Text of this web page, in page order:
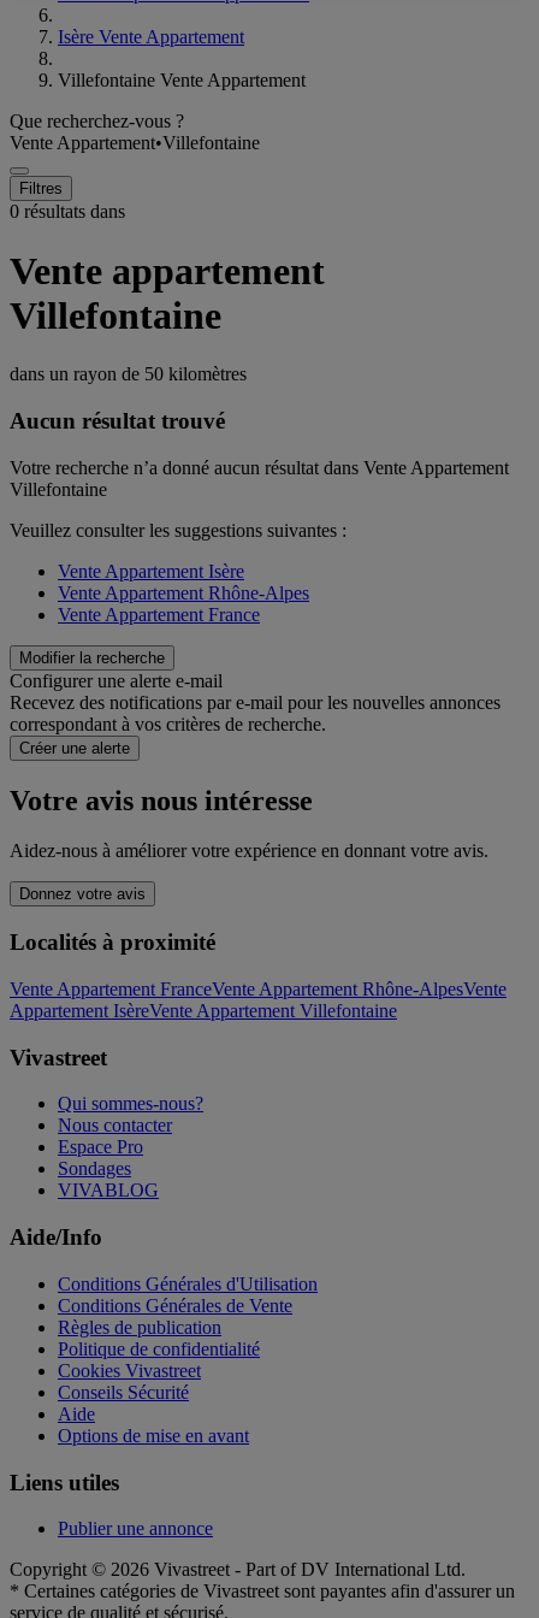
Isère Vente Appartement
Villefontaine Vente Appartement
Que recherchez-vous ?
Vente Appartement•Villefontaine
Filtres
0 résultats dans
Vente appartement
Villefontaine
dans un rayon de 50 kilomètres
Aucun résultat trouvé
Votre recherche n’a donné aucun résultat dans Vente Appartement
Villefontaine
Veuillez consulter les suggestions suivantes :
Vente Appartement Isère
Vente Appartement Rhône-Alpes
Vente Appartement France
Modifier la recherche
Configurer une alerte e-mail
Recevez des notifications par e-mail pour les nouvelles annonces
correspondant à vos critères de recherche.
Créer une alerte
Votre avis nous intéresse
Aidez-nous à améliorer votre expérience en donnant votre avis.
Donnez votre avis
Localités à proximité
Vente Appartement FranceVente Appartement Rhône-AlpesVente
Appartement IsèreVente Appartement Villefontaine
Vivastreet
Qui sommes-nous?
Nous contacter
Espace Pro
Sondages
VIVABLOG
Aide/Info
Conditions Générales d'Utilisation
Conditions Générales de Vente
Règles de publication
Politique de confidentialité
Cookies Vivastreet
Conseils Sécurité
Aide
Options de mise en avant
Liens utiles
Publier une annonce
Copyright © 2026 Vivastreet - Part of DV International Ltd.
* Certaines catégories de Vivastreet sont payantes afin d'assurer un
service de qualité et sécurisé.